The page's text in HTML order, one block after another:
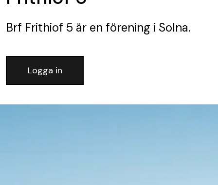
Brf Frithiof 5 är en förening i Solna.
Logga in